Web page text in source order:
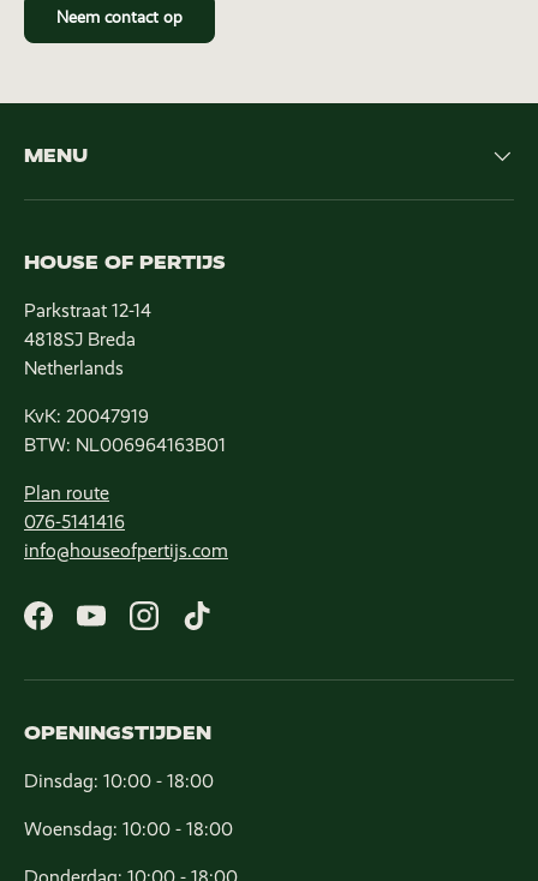
Neem contact op
MENU
HOUSE OF PERTIJS
Parkstraat 12-14
4818SJ Breda
Netherlands
KvK: 20047919
BTW: NL006964163B01
Plan route
076-5141416
info@houseofpertijs.com
Facebook
YouTubeInstagram
TikTok
OPENINGSTIJDEN
Dinsdag: 10:00 - 18:00
Woensdag: 10:00 - 18:00